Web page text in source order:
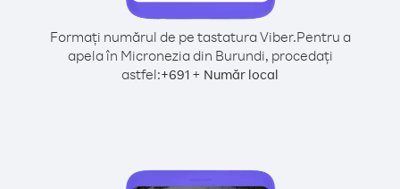
Formați numărul de pe tastatura Viber.Pentru a
apela în Micronezia din Burundi, procedați
astfel:+691 + Număr local